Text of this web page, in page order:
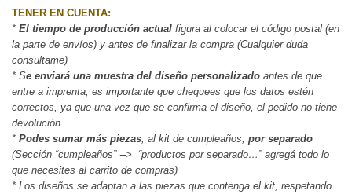
TENER EN CUENTA:
* El tiempo de producción actual figura al colocar el código postal (en
la parte de envíos) y antes de finalizar la compra (Cualquier duda
consultame)
* Se enviará una muestra del diseño personalizado antes de que
entre a imprenta, es importante que chequees que los datos estén
correctos, ya que una vez que se confirma el diseño, el pedido no tiene
devolución.
* Podes sumar más piezas , al kit de cumpleaños, por separado
(Sección “cumpleaños” -->  “productos por separado…” agregá todo lo
que necesites al carrito de compras)
* Los diseños se adaptan a las piezas que contenga el kit, respetando